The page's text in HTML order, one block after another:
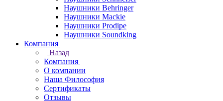
Наушники Behringer
Наушники Mackie
Наушники Prodipe
Наушники Soundking
Компания
Назад
Компания
О компании
Наша Философия
Сертификаты
Отзывы